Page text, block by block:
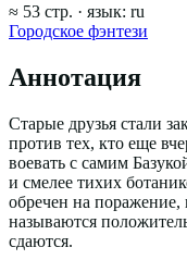
≈ 53 стр. · язык: ru
Городское фэнтези
Аннотация
Старые друзья стали
против тех, кто еще
воевать с самим
и смелее тихих
обречен на
называются
сдаются.